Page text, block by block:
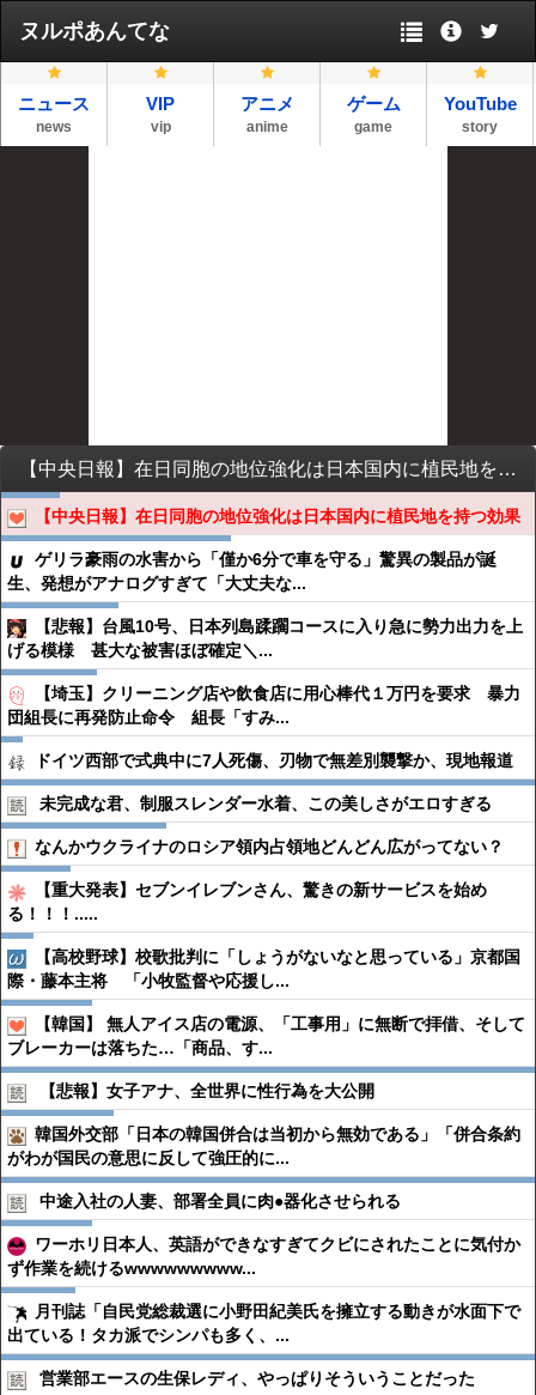
ヌルポあんてな
ニュース
news
VIP
vip
アニメ
anime
ゲーム
game
YouTube
story
【中央日報】在日同胞の地位強化は日本国内に植民地を持つ効果
【中央日報】在日同胞の地位強化は日本国内に植民地を持つ効果
ゲリラ豪雨の水害から「僅か6分で車を守る」驚異の製品が誕
生、発想がアナログすぎて「大丈夫な...
【悲報】台風10号、日本列島蹂躙コースに入り急に勢力出力を上
げる模様 甚大な被害ほぼ確定＼...
【埼玉】クリーニング店や飲食店に用心棒代１万円を要求 暴力
団組長に再発防止命令 組長「すみ...
ドイツ西部で式典中に7人死傷、刃物で無差別襲撃か、現地報道
未完成な君、制服スレンダー水着、この美しさがエロすぎる
なんかウクライナのロシア領内占領地どんどん広がってない？
【重大発表】セブンイレブンさん、驚きの新サービスを始め
る！！！.....
【高校野球】校歌批判に「しょうがないなと思っている」京都国
際・藤本主将 「小牧監督や応援し...
【韓国】 無人アイス店の電源、「工事用」に無断で拝借、そして
ブレーカーは落ちた…「商品、す...
【悲報】女子アナ、全世界に性行為を大公開
韓国外交部「日本の韓国併合は当初から無効である」「併合条約
がわが国民の意思に反して強圧的に...
中途入社の人妻、部署全員に肉●︎器化させられる
ワーホリ日本人、英語ができなすぎてクビにされたことに気付か
ず作業を続けるwwwwwwwww...
月刊誌「自民党総裁選に小野田紀美氏を擁立する動きが水面下で
出ている！タカ派でシンパも多く、...
営業部エースの生保レディ、やっぱりそういうことだった